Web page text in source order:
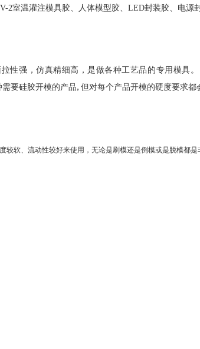
温灌注模具胶、人体模型胶、LED封装胶、电源
性强，仿真精细高，是做各种工艺品的专用模具。
要硅胶开模的产品, 但对每个产品开模的硬度要求
较软、流动性较好来使用，无论是刷模还是倒模或是脱模都是